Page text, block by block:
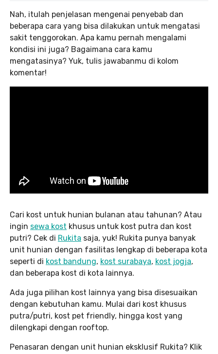
Nah, itulah penjelasan mengenai penyebab dan
beberapa cara yang bisa dilakukan untuk mengatasi
sakit tenggorokan. Apa kamu pernah mengalami
kondisi ini juga? Bagaimana cara kamu
mengatasinya? Yuk, tulis jawabanmu di kolom
komentar!
Cari kost untuk hunian bulanan atau tahunan? Atau
ingin sewa kost khusus untuk kost putra dan kost
putri? Cek di Rukita saja, yuk! Rukita punya banyak
unit hunian dengan fasilitas lengkap di beberapa kota
seperti di kost bandung, kost surabaya, kost jogja,
dan beberapa kost di kota lainnya.
Ada juga pilihan kost lainnya yang bisa disesuaikan
dengan kebutuhan kamu. Mulai dari kost khusus
putra/putri, kost pet friendly, hingga kost yang
dilengkapi dengan rooftop.
Penasaran dengan unit hunian eksklusif Rukita? Klik